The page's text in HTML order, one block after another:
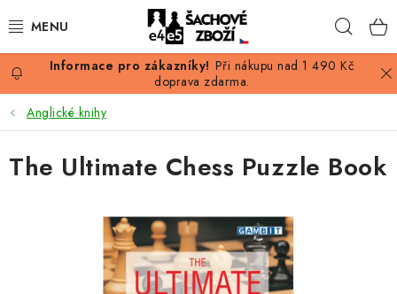
na
AKCE
ŠACHY
ŠACHOVÉ FIGURKY
ŠACHOVÉ HODINY
Při nákupu nad 1 490 Kč
doprava zdarma.
Anglické knihy
The Ultimate Chess Puzzle Book